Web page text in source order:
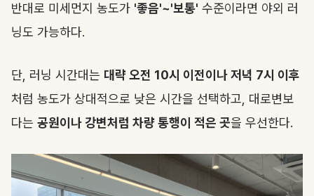
반대로 미세먼지 농도가 '좋음'~'보통' 수준이라면 야외 러
닝도 가능하다.
단, 러닝 시간대는 대략 오전 10시 이전이나 저녁 7시 이후
처럼 농도가 상대적으로 낮은 시간을 선택하고, 대로변보
다는 공원이나 강변처럼 차량 통행이 적은 곳을 우선한다.